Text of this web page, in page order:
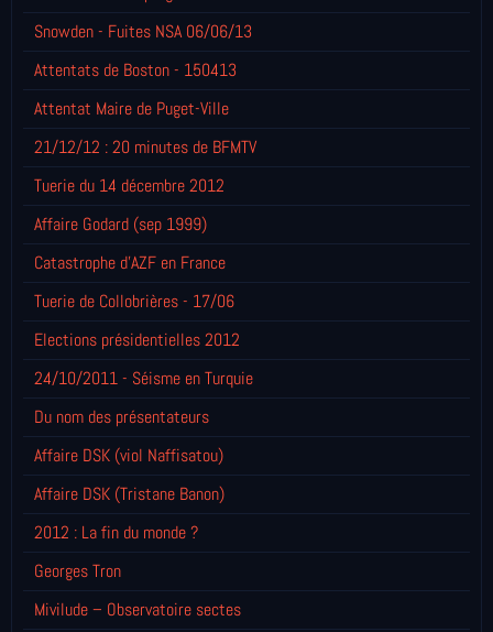
Snowden - Fuites NSA 06/06/13
Attentats de Boston - 150413
Attentat Maire de Puget-Ville
21/12/12 : 20 minutes de BFMTV
Tuerie du 14 décembre 2012
Affaire Godard (sep 1999)
Catastrophe d'AZF en France
Tuerie de Collobrières - 17/06
Elections présidentielles 2012
24/10/2011 - Séisme en Turquie
Du nom des présentateurs
Affaire DSK (viol Naffisatou)
Affaire DSK (Tristane Banon)
2012 : La fin du monde ?
Georges Tron
Mivilude – Observatoire sectes